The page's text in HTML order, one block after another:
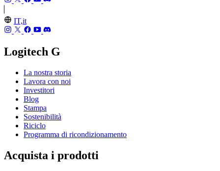
IT,it
Logitech G
La nostra storia
Lavora con noi
Investitori
Blog
Stampa
Sostenibilità
Riciclo
Programma di ricondizionamento
Acquista i prodotti